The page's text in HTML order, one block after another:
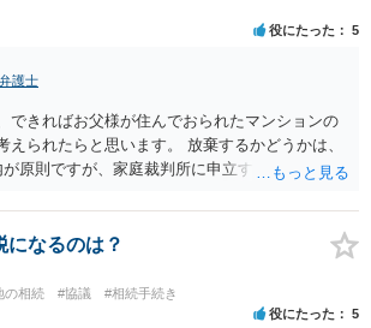
役にたった 5
弁護士
できればお父様が住んでおられたマンションの
えられたらと思います。 放棄するかどうかは、
原則ですが、家庭裁判所に申立すれば3カ月の
ることができます。 銀行やサラ金が数年も放置
ので、数年後に借金が発見される可能性はほぼ
が扱った相続放棄を検討していた案件で、期間
ろ、サラ金に対する過払金など相当な財産が見
という事例がありました。
になるのは？
の相続 #協議 #相続手続き
役にたった 5